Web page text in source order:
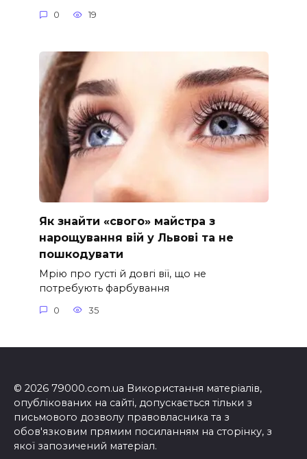
0 19
Як знайти «свого» майстра з
нарощування вій у Львові та не
пошкодувати
Мрію про густі й довгі вії, що не
потребують фарбування
0 35
© 2026 79000.com.ua Використання матеріалів,
опублікованих на сайті, допускається тільки з
письмового дозволу правовласника та з
обов'язковим прямим посиланням на сторінку, з
якої запозичений матеріал.